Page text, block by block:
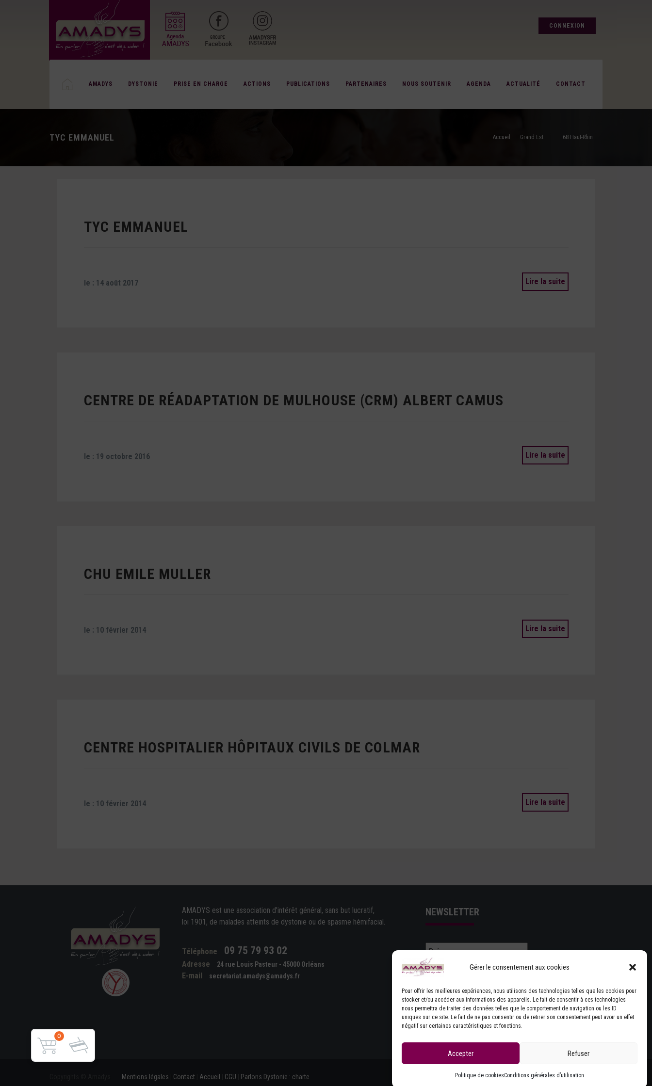
Gérer le consentement aux cookies
Pour offrir les meilleures expériences, nous utilisons des technologies telles que les cookies pour
stocker et/ou accéder aux informations des appareils. Le fait de consentir à ces technologies
nous permettra de traiter des données telles que le comportement de navigation ou les ID
uniques sur ce site. Le fait de ne pas consentir ou de retirer son consentement peut avoir un effet
négatif sur certaines caractéristiques et fonctions.
Accepter Refuser
Politique de cookiesConditions générales d’utilisation
CONNEXION
AMADYS DYSTONIE PRISE EN CHARGE ACTIONS PUBLICATIONS PARTENAIRES NOUS SOUTENIR AGENDA ACTUALITÉ CONTACT
TYC EMMANUEL Accueil Grand Est 68 Haut-Rhin
TYC EMMANUEL
le : 14 août 2017 Lire la suite
CENTRE DE RÉADAPTATION DE MULHOUSE (CRM) ALBERT CAMUS
le : 19 octobre 2016 Lire la suite
CHU EMILE MULLER
le : 10 février 2014 Lire la suite
CENTRE HOSPITALIER HÔPITAUX CIVILS DE COLMAR
le : 10 février 2014 Lire la suite
AMADYS est une association d'intérêt général, sans but lucratif,
loi 1901, de malades atteints de dystonie ou de spasme hémifacial.
Téléphone 09 75 79 93 02
Adresse 24 rue Louis Pasteur - 45000 Orléans
E-mail secretariat.amadys@amadys.fr
NEWSLETTER
J'ACCEPTE LES CONDITIONS GÉNÉRALES
D'UTILISATION
Mentions légales Contact Accueil CGU Parlons Dystonie : charte Site réalisé par
0